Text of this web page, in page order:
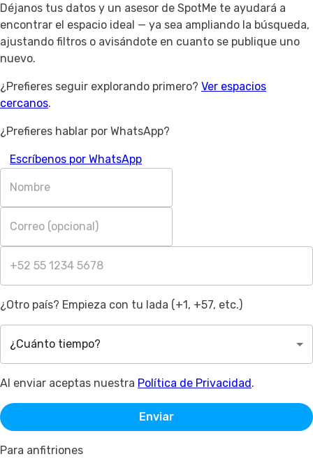
Déjanos tus datos y un asesor de SpotMe te ayudará a
encontrar el espacio ideal — ya sea ampliando la búsqueda,
ajustando filtros o avisándote en cuanto se publique uno
nuevo.
¿Prefieres seguir explorando primero? Ver espacios
cercanos.
¿Prefieres hablar por WhatsApp?
Escríbenos por WhatsApp
¿Otro país? Empieza con tu lada (+1, +57, etc.)
¿Cuánto tiempo?
Al enviar aceptas nuestra Política de Privacidad.
Enviar
Para anfitriones